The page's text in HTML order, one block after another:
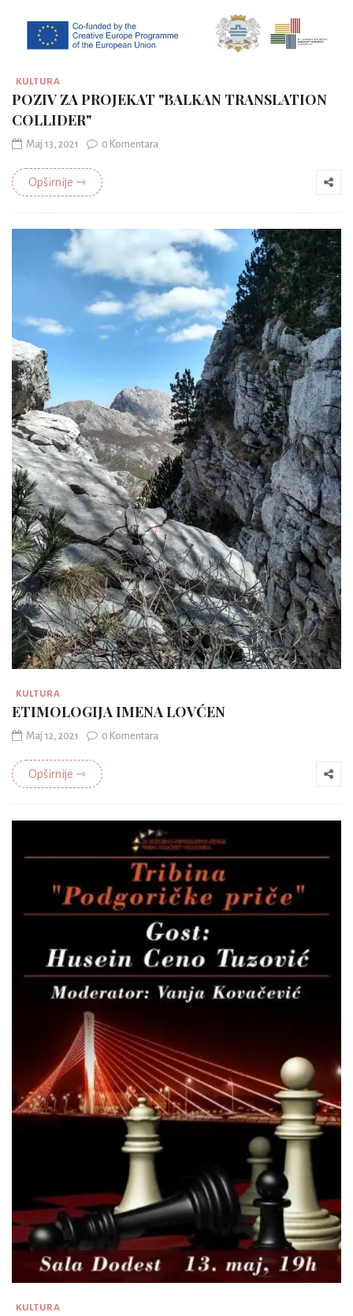
KULTURA
POZIV ZA PROJEKAT "BALKAN TRANSLATION
COLLIDER"
Maj 13, 2021 0 Komentara
Opširnije ⇾
KULTURA
ETIMOLOGIJA IMENA LOVĆEN
Maj 12, 2021 0 Komentara
Opširnije ⇾
KULTURA